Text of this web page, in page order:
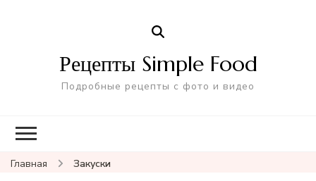
Рецепты Simple Food
Подробные рецепты с фото и видео
Главная Закуски